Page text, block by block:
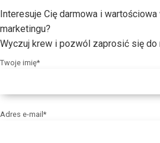
Interesuje Cię darmowa i
marketingu?
Wyczuj krew i pozwól zaprosić się do
Twoje imię*
Adres e-mail*